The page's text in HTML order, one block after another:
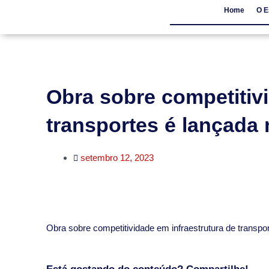
Home O
Obra sobre
transportes é lançada
setembro 12, 2023
​Obra sobre competitividade em infraestrutura de